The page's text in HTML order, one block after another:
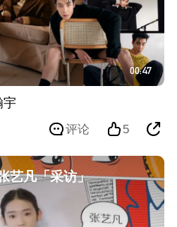
00:47
宇
5
评论
艺凡「采访」